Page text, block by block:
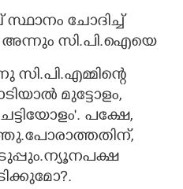
ചോദിച്ച്
അന്നും സി.പി.ഐയെ
സി.പി.എമ്മിന്റെ
മുട്ടോളം,
പക്ഷേ,